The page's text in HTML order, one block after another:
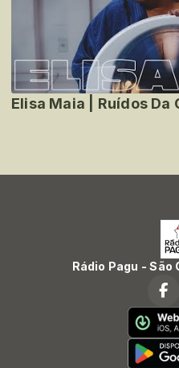
Elisa Maia | Ruídos Da
Rádio Pagu - São